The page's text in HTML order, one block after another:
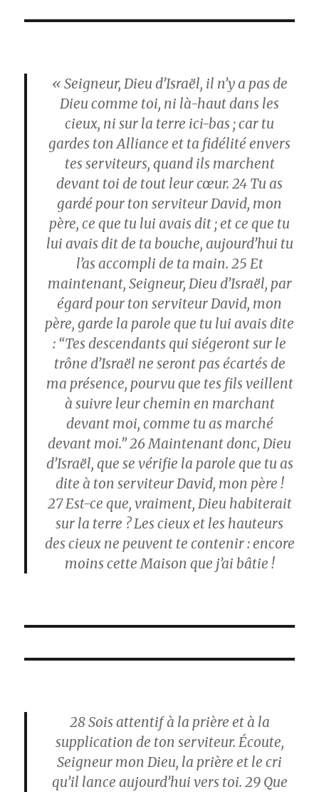
« Seigneur, Dieu d’Israël, il n’y a pas de
Dieu comme toi, ni là-haut dans les
cieux, ni sur la terre ici-bas ; car tu
gardes ton Alliance et ta fidélité envers
tes serviteurs, quand ils marchent
devant toi de tout leur cœur. 24 Tu as
gardé pour ton serviteur David, mon
père, ce que tu lui avais dit ; et ce que tu
lui avais dit de ta bouche, aujourd’hui tu
l’as accompli de ta main. 25 Et
maintenant, Seigneur, Dieu d’Israël, par
égard pour ton serviteur David, mon
père, garde la parole que tu lui avais dite
: “Tes descendants qui siégeront sur le
trône d’Israël ne seront pas écartés de
ma présence, pourvu que tes fils veillent
à suivre leur chemin en marchant
devant moi, comme tu as marché
devant moi.”26Maintenant donc, Dieu
d’Israël, que se vérifie la parole que tu as
dite à ton serviteur David, mon père !
27Est-ce que, vraiment, Dieu habiterait
sur la terre ? Les cieux et les hauteurs
des cieux ne peuvent te contenir : encore
moins cette Maison que j’ai bâtie !
28Sois attentif à la prière et à la
supplication de ton serviteur. Écoute,
Seigneur mon Dieu, la prière et le cri
qu’il lance aujourd’hui vers toi. 29Que